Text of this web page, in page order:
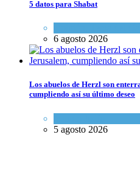
5 datos para Shabat
6 agosto 2026
Los abuelos de Herzl son
cumpliendo así su último deseo
5 agosto 2026